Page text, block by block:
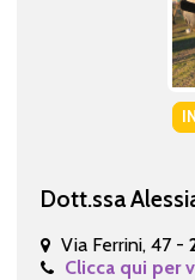
Dott.ssa
Via Ferrini, 47 -
Clicca qui per